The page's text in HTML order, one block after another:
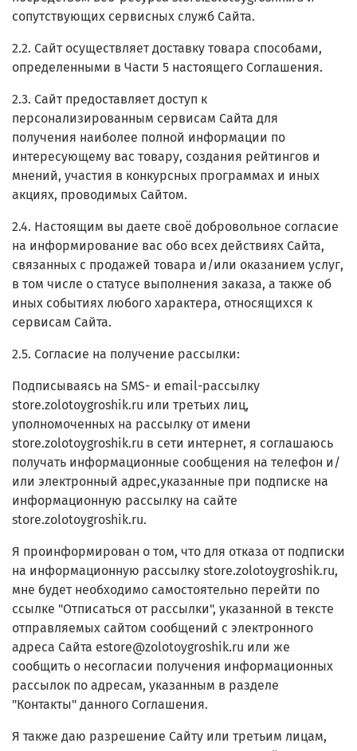
сопутствующих сервисных служб Сайта.
2.2. Сайт осуществляет доставку товара способами,
определенными в Части 5 настоящего Соглашения.
2.3. Сайт предоставляет доступ к
персонализированным сервисам Сайта для
получения наиболее полной информации по
интересующему вас товару, создания рейтингов и
мнений, участия в конкурсных программах и иных
акциях, проводимых Сайтом.
2.4. Настоящим вы даете своё добровольное согласие
на информирование вас обо всех действиях Сайта,
связанных с продажей товара и/или оказанием услуг,
в том числе о статусе выполнения заказа, а также об
иных событиях любого характера, относящихся к
сервисам Сайта.
2.5. Согласие на получение рассылки:
Подписываясь на SMS- и email-рассылку
store.zolotoygroshik.ru или третьих лиц,
уполномоченных на рассылку от имени
store.zolotoygroshik.ru в сети интернет, я соглашаюсь
получать информационные сообщения на телефон и/
или электронный адрес,указанные при подписке на
информационную рассылку на сайте
store.zolotoygroshik.ru.
Я проинформирован о том, что для отказа от подписки
на информационную рассылку store.zolotoygroshik.ru,
мне будет необходимо самостоятельно перейти по
ссылке "Отписаться от рассылки", указанной в тексте
отправляемых сайтом сообщений с электронного
адреса Сайта estore@zolotoygroshik.ru или же
сообщить о несогласии получения информационных
рассылок по адресам, указанным в разделе
"Контакты" данного Соглашения.
Я также даю разрешение Сайту или третьим лицам,